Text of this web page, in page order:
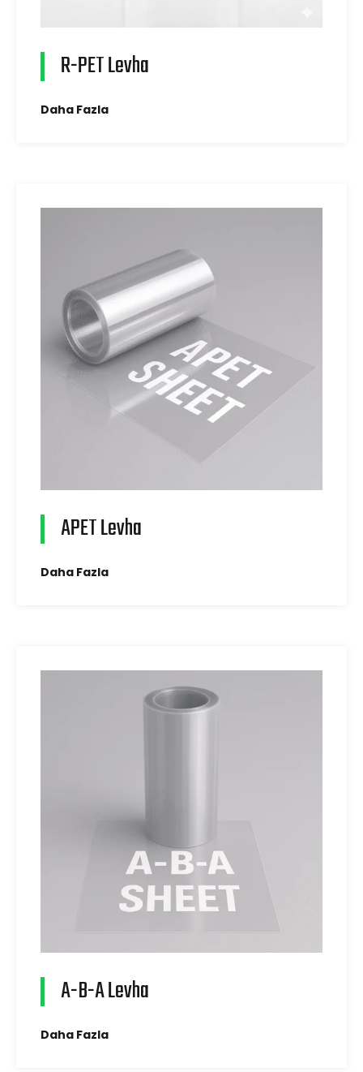
R-PET Levha
Daha Fazla
APET Levha
Daha Fazla
A-B-A Levha
Daha Fazla